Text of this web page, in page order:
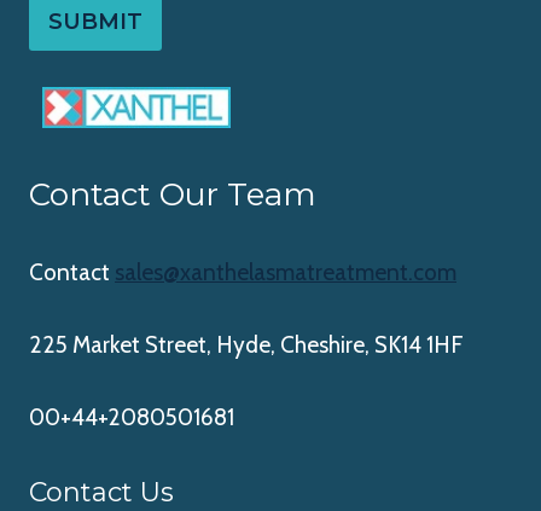
SUBMIT
Contact Our Team
Contact sales@xanthelasmatreatment.com
225 Market Street, Hyde, Cheshire, SK14 1HF
00+44+2080501681
Contact Us